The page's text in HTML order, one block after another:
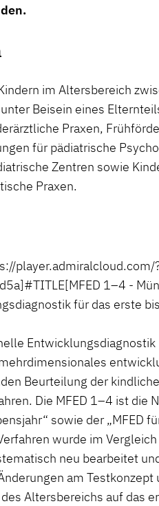
im Altersbereich
Beisein eines
Praxen,
für pädiatrische
Zentren sowie
Praxen.
1–4 -
für das erste
Entwicklungsdiagnostik
Beurteilung der
Die MFED 1–4 ist die
sowie der „MFED
wurde im
neu bearbeitet
am Testkonzept
Altersbereichs auf das